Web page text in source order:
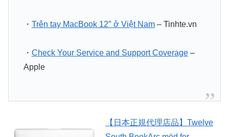
・ Trên tay MacBook 12″ ở Việt Nam– Tinhte.vn
・ Check Your Service and Support Coverage–
Apple
【日本正規代理店品】Twelve